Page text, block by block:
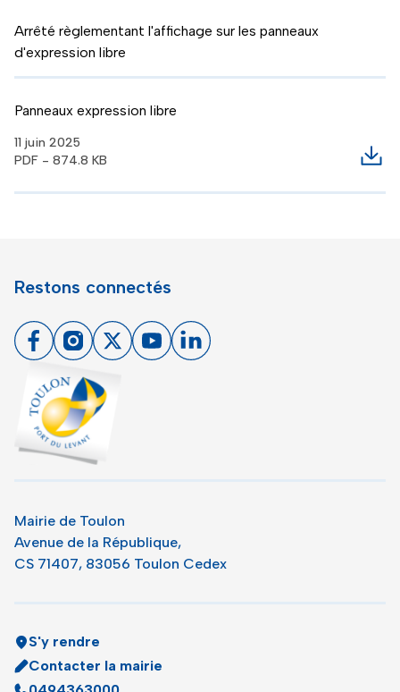
Arrêté règlementant l'affichage sur les panneaux
d'expression libre
Panneaux expression libre
11 juin 2025
PDF - 874.8 KB
Restons connectés
FacebookInstagram
X YoutubeLinkedin
Mairie de Toulon
Avenue de la République,
CS 71407, 83056 Toulon Cedex
S'y rendre
Contacter la mairie